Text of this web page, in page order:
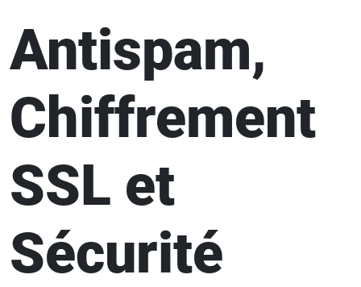
Antispam,
Chiffrement
SSL et
Sécurité